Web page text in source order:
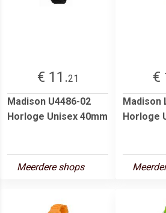
€ 11.21
Madison U4486-02
Horloge Unisex 40mm
Meerdere shops
€
Madison
Horloge